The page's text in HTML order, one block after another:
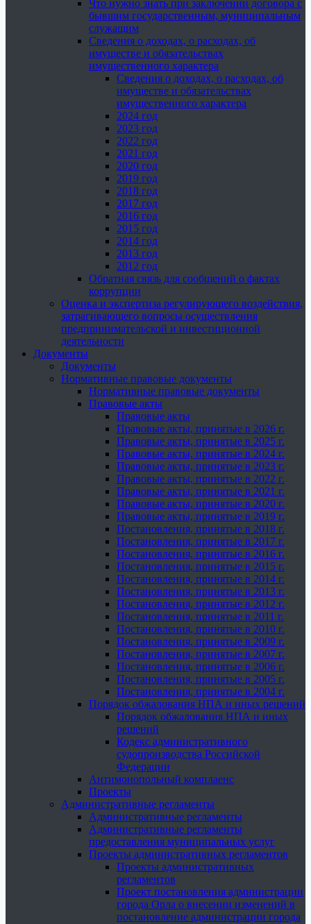
Что нужно знать при заключении договора с
бывшим государственным, муниципальным
служащим
Сведения о доходах, о расходах, об
имуществе и обязательствах
имущественного характера
Сведения о доходах, о расходах, об
имуществе и обязательствах
имущественного характера
2024 год
2023 год
2022 год
2021 год
2020 год
2019 год
2018 год
2017 год
2016 год
2015 год
2014 год
2013 год
2012 год
Обратная связь для сообщений о фактах
коррупции
Оценка и экспертиза регулирующего воздействия,
затрагивающего вопросы осуществления
предпринимательской и инвестиционной
деятельности
Документы
Документы
Нормативные правовые документы
Нормативные правовые документы
Правовые акты
Правовые акты
Правовые акты, принятые в 2026 г.
Правовые акты, принятые в 2025 г.
Правовые акты, принятые в 2024 г.
Правовые акты, принятые в 2023 г.
Правовые акты, принятые в 2022 г.
Правовые акты, принятые в 2021 г.
Правовые акты, принятые в 2020 г.
Правовые акты, принятые в 2019 г.
Постановления, принятые в 2018 г.
Постановления, принятые в 2017 г.
Постановления, принятые в 2016 г.
Постановления, принятые в 2015 г.
Постановления, принятые в 2014 г.
Постановления, принятые в 2013 г.
Постановления, принятые в 2012 г.
Постановления, принятые в 2011 г.
Постановления, принятые в 2010 г.
Постановления, принятые в 2009 г.
Постановления, принятые в 2007 г.
Постановления, принятые в 2006 г.
Постановления, принятые в 2005 г.
Постановления, принятые в 2004 г.
Порядок обжалования НПА и иных решений
Порядок обжалования НПА и иных
решений
Кодекс административного
судопроизводства Российской
Федерации
Антимонопольный комплаенс
Проекты
Административные регламенты
Административные регламенты
Административные регламенты
предоставления муниципальных услуг
Проекты административных регламентов
Проекты административных
регламентов
Проект постановления администрации
города Орла о внесении изменений в
постановление администрации города